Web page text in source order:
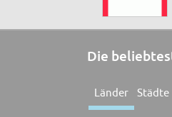
Die
Länder Städte